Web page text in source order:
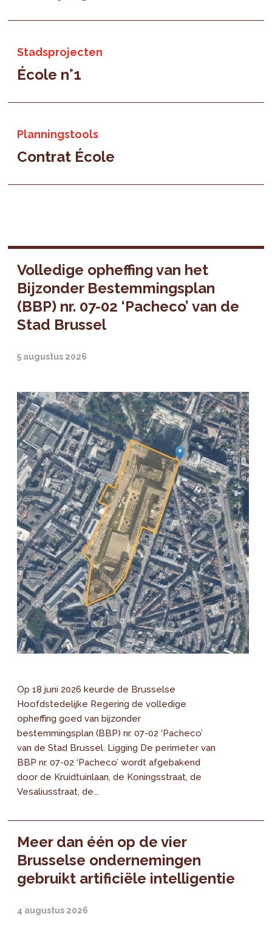
Stadsprojecten
École n°1
Planningstools
Contrat École
Volledige opheffing van het
Bijzonder Bestemmingsplan
(BBP) nr. 07-02 ‘Pacheco’ van de
Stad Brussel
5 augustus 2026
Op 18 juni 2026 keurde de Brusselse
Hoofdstedelijke Regering de volledige
opheffing goed van bijzonder
bestemmingsplan (BBP) nr. 07-02 ‘Pacheco’
van de Stad Brussel. Ligging De perimeter van
BBP nr. 07-02 ‘Pacheco’ wordt afgebakend
door de Kruidtuinlaan, de Koningsstraat, de
Vesaliusstraat, de...
Meer dan één op de vier
Brusselse ondernemingen
gebruikt artificiële intelligentie
4 augustus 2026